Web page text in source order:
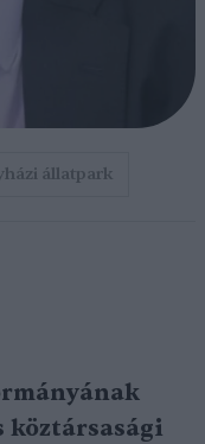
állatpark
köztársasági